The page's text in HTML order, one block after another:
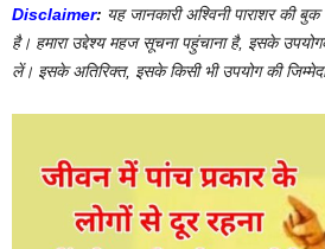
Disclaimer: यह जानकारी अश्विनी पाराशर की
है। हमारा उद्देश्य महज सूचना पहुंचाना है, इसके
लें। इसके अतिरिक्त, इसके किसी भी उपयोग की